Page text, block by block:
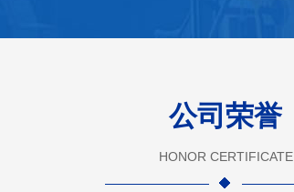
公司荣誉
HONOR CERTIFICATE